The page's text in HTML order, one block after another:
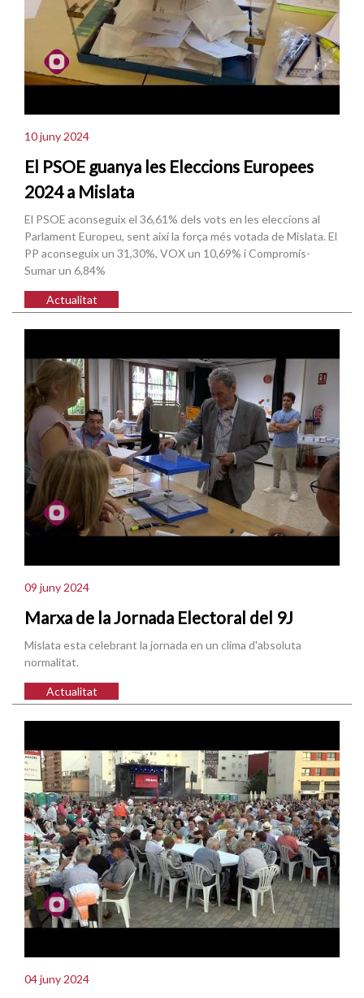
10 juny 2024
El PSOE guanya les Eleccions Europees
2024 a Mislata
El PSOE aconseguix el 36,61% dels vots en les eleccions al
Parlament Europeu, sent així la força més votada de Mislata. El
PP aconseguix un 31,30%, VOX un 10,69% i Compromís-
Sumar un 6,84%
Actualitat
09 juny 2024
Marxa de la Jornada Electoral del 9J
Mislata esta celebrant la jornada en un clima d'absoluta
normalitat.
Actualitat
04 juny 2024